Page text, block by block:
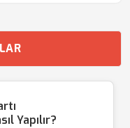
Yapılır?